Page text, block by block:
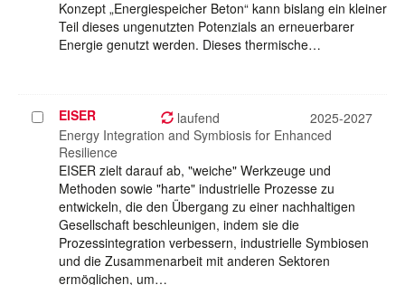
Konzept „Energiespeicher Beton“ kann bislang ein kleiner
Teil dieses ungenutzten Potenzials an erneuerbarer
Energie genutzt werden. Dieses thermische…
Projekt
auswählen
EISER laufend
2025-2027
Energy Integration and Symbiosis for Enhanced
Resilience
EISER zielt darauf ab, "weiche" Werkzeuge und
Methoden sowie "harte" industrielle Prozesse zu
entwickeln, die den Übergang zu einer nachhaltigen
Gesellschaft beschleunigen, indem sie die
Prozessintegration verbessern, industrielle Symbiosen
und die Zusammenarbeit mit anderen Sektoren
ermöglichen, um…